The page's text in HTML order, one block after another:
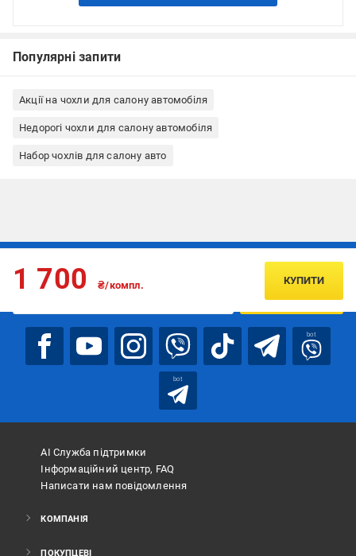
Популярні запити
Акції на чохли для салону автомобіля
Недорогі чохли для салону автомобіля
Набор чохлів для салону авто
1 700 ₴/компл. КУПИТИ
Підписуйтесь, щоб дізнаватись першим про акції та пропозиції
ПІДПИСАТИСЯ
bot
bot
АІ Служба підтримки
Інформаційний центр, FAQ
Написати нам повідомлення
КОМПАНІЯ
ПОКУПЦЕВІ